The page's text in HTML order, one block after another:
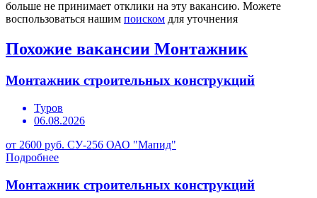
больше не принимает отклики на эту вакансию. Можете
воспользоваться нашим поиском для уточнения
Похожие вакансии Монтажник
Монтажник строительных конструкций
Туров
06.08.2026
от 2600 руб. СУ-256 ОАО "Мапид"
Подробнее
Монтажник строительных конструкций